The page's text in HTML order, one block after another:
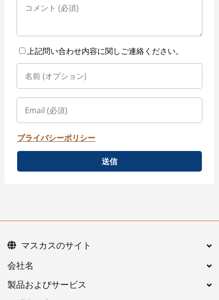
上記問い合わせ内容に関しご連絡ください。
プライバシーポリシー
送信
会社名
製品およびサービス
マスカスのサイト